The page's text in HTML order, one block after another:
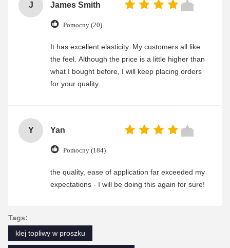
J James Smith
Pomocny (20)
It has excellent elasticity. My customers all like
the feel. Although the price is a little higher than
what I bought before, I will keep placing orders
for your quality
Y Yan
Pomocny (184)
the quality, ease of application far exceeded my
expectations - I will be doing this again for sure!
Tags:
klej topliwy w proszku